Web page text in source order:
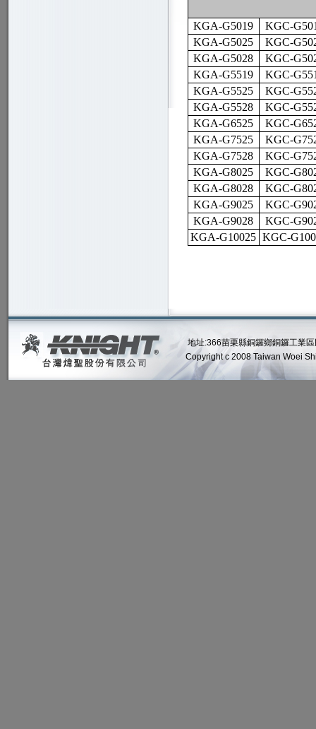
KGA-G5019
KGC-
KGA-G5025
KGC-
KGA-G5028
KGC-
KGA-G5519
KGC-
KGA-G5525
KGC-
KGA-G5528
KGC-
KGA-G6525
KGC-
KGA-G7525
KGC-
KGA-G7528
KGC-
KGA-G8025
KGC-
KGA-G8028
KGC-
KGA-G9025
KGC-
KGA-G9028
KGC-
KGA-G10025 KGC-
地址:366苗栗縣銅鑼鄉銅鑼工業區
Copyright c 2008 Taiwan Woei